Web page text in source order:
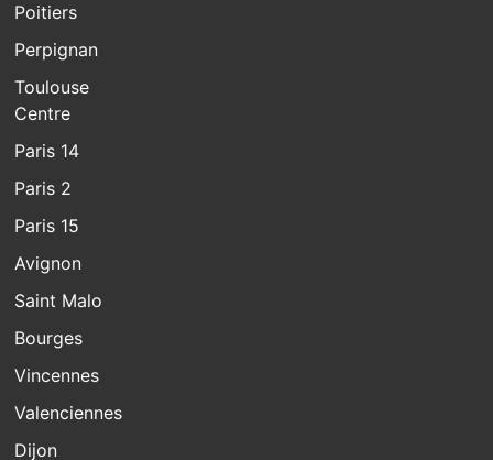
Poitiers
Perpignan
Toulouse
Centre
Paris 14
Paris 2
Paris 15
Avignon
Saint Malo
Bourges
Vincennes
Valenciennes
Dijon